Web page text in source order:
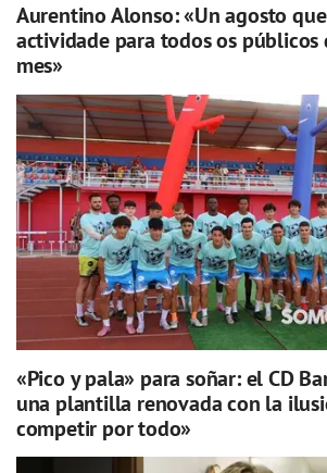
Aurentino Alonso: «Un agosto
actividade para todos os
mes»
«Pico y pala» para soñar: el CD
una plantilla renovada con la
competir por todo»